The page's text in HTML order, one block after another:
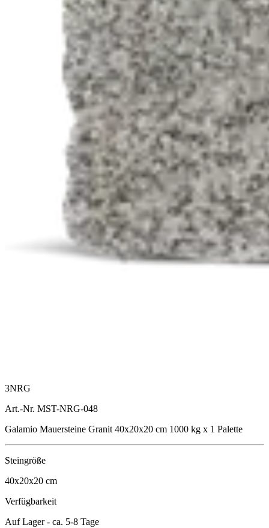
3NRG
Art.-Nr. MST-NRG-048
Galamio Mauersteine Granit 40x20x20 cm 1000 kg x 1 Palette
Steingröße
40x20x20 cm
Verfügbarkeit
Auf Lager - ca. 5-8 Tage